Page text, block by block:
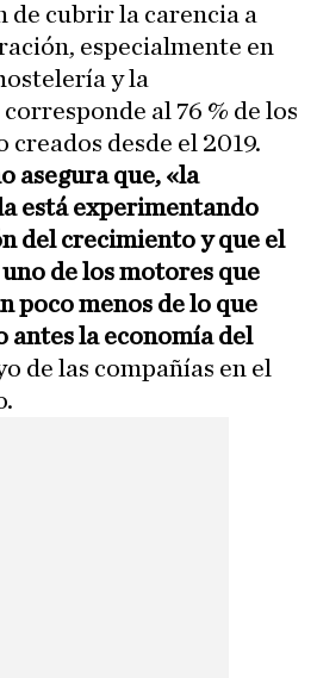
cubrir la carencia a
especialmente en
y la
al 76 % de los
desde el 2019.
asegura que, «la
está experimentando
del crecimiento y que el
de los motores que
poco menos de lo que
antes la economía del
de las compañías en el